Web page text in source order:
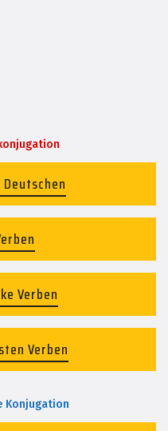
Verben
Verben
Konjugation